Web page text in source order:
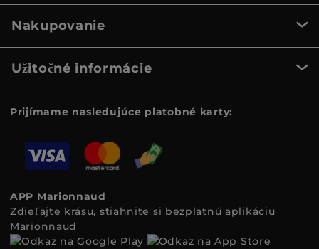
Nakupovanie
Užitočné informácie
Prijímame nasledujúce platobné karty:
APP Marionnaud
Zdieľajte krásu, stiahnite si bezplatnú aplikáciu
Marionnaud